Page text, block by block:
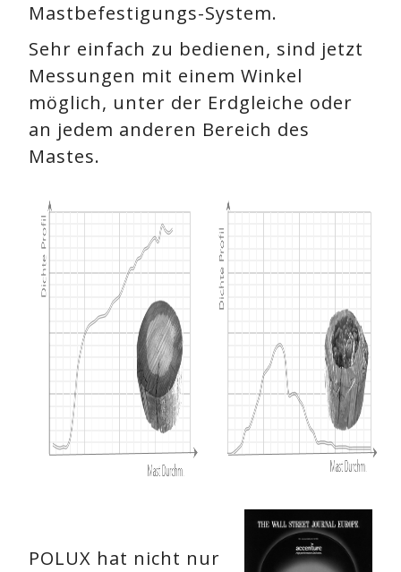
Mastbefestigungs-System.
Sehr einfach zu bedienen, sind jetzt
Messungen mit einem Winkel
möglich, unter der Erdgleiche oder
an jedem anderen Bereich des
Mastes.
POLUX hat nicht nur